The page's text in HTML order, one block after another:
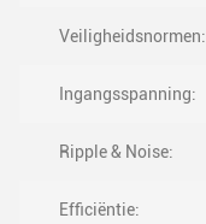
Veiligheidsnormen:
Ingangsspanning:
Ripple & Noise:
Efficiëntie: